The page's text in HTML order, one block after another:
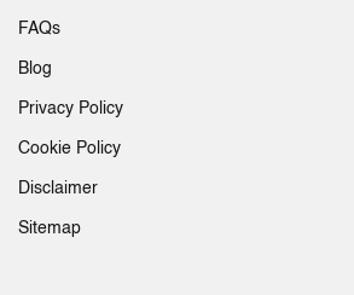
FAQs
Blog
Privacy Policy
Cookie Policy
Disclaimer
Sitemap